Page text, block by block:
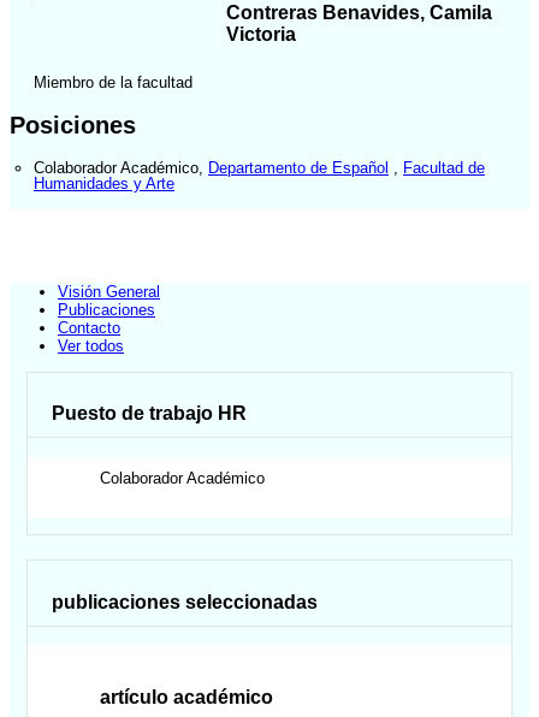
Contreras Benavides, Camila
Victoria
Miembro de la facultad
Posiciones
Colaborador Académico Departamento de Español
Facultad de
Humanidades y Arte
Visión General
Publicaciones
Contacto
Ver todos
Puesto de trabajo HR
Colaborador Académico
publicaciones seleccionadas
artículo académico